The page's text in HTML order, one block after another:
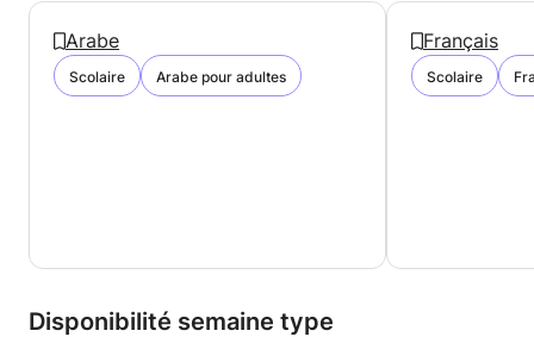
Arabe
Scolaire Arabe pour adultes
Français
Scolaire
Disponibilité semaine type